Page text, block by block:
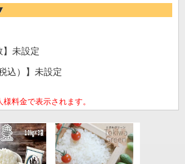
】未設定
込）】未設定
料金で表示されます。